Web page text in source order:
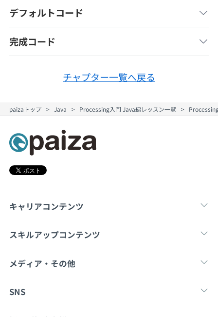
個人向けプラン
法人向けプラン
デフォルトコード
完成コード
チャプター一覧へ戻る
paizaトップ Java Processing入門 Java編レッスン一覧
キャリアコンテンツ
転職・キャリア 新卒就
スキルアップコンテンツ
学習 マンガ・ゲーム
メディア・その他
Tech Team Journal note
SNS